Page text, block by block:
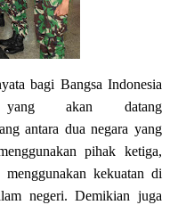
bagi Bangsa Indonesia
akan datang
antara dua negara yang
pihak ketiga,
kekuatan di
negeri. Demikian juga